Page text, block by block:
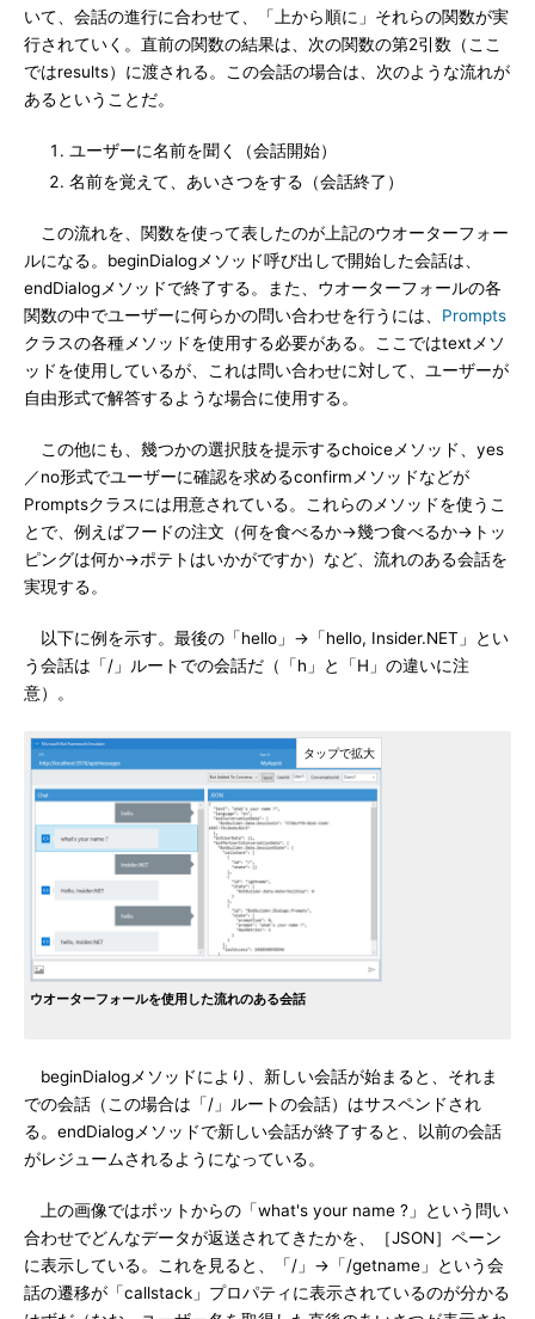
いて、会話の進行に合わせて、「上から順に」それらの関数が実
行されていく。直前の関数の結果は、次の関数の第2引数（ここ
ではresults）に渡される。この会話の場合は、次のような流れが
あるということだ。
ユーザーに名前を聞く（会話開始）
名前を覚えて、あいさつをする（会話終了）
この流れを、関数を使って表したのが上記のウオーターフォー
ルになる。beginDialogメソッド呼び出しで開始した会話は、
endDialogメソッドで終了する。また、ウオーターフォールの各
関数の中でユーザーに何らかの問い合わせを行うには、 Prompts
クラスの各種メソッドを使用する必要がある。ここではtextメソ
ッドを使用しているが、これは問い合わせに対して、ユーザーが
自由形式で解答するような場合に使用する。
この他にも、幾つかの選択肢を提示するchoiceメソッド、yes
／no形式でユーザーに確認を求めるconfirmメソッドなどが
Promptsクラスには用意されている。これらのメソッドを使うこ
とで、例えばフードの注文（何を食べるか→幾つ食べるか→トッ
ピングは何か→ポテトはいかがですか）など、流れのある会話を
実現する。
以下に例を示す。最後の「hello」→「hello, Insider.NET」とい
う会話は「/」ルートでの会話だ（「h」と「H」の違いに注
意）。
ウオーターフォールを使用した流れのある会話
beginDialogメソッドにより、新しい会話が始まると、それま
での会話（この場合は「/」ルートの会話）はサスペンドされ
る。endDialogメソッドで新しい会話が終了すると、以前の会話
がレジュームされるようになっている。
上の画像ではボットからの「what's your name ?」という問い
合わせでどんなデータが返送されてきたかを、［JSON］ペーン
に表示している。これを見ると、「/」→「/getname」という会
話の遷移が「callstack」プロパティに表示されているのが分かる